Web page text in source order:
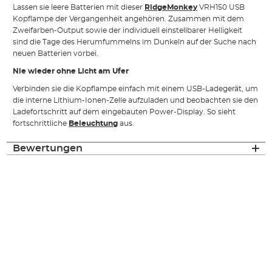
Lassen sie leere Batterien mit dieser RidgeMonkey VRH150 USB
Kopflampe der Vergangenheit angehören. Zusammen mit dem
Zweifarben-Output sowie der individuell einstellbarer Helligkeit
sind die Tage des Herumfummelns im Dunkeln auf der Suche nach
neuen Batterien vorbei.
Nie wieder ohne Licht am Ufer
Verbinden sie die Kopflampe einfach mit einem USB-Ladegerät, um
die interne Lithium-Ionen-Zelle aufzuladen und beobachten sie den
Ladefortschritt auf dem eingebauten Power-Display. So sieht
fortschrittliche Beleuchtung aus.
Bewertungen